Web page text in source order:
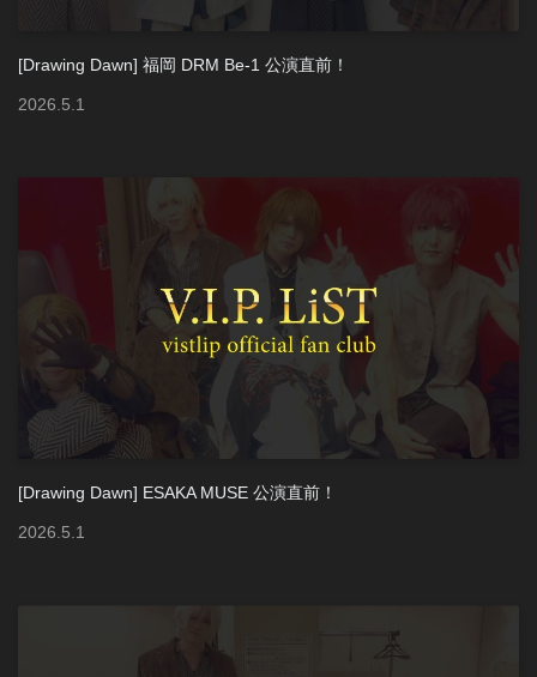
[Drawing Dawn] 福岡 DRM Be-1 公演直前！
2026 5 1
[Drawing Dawn] ESAKA MUSE 公演直前！
2026 5 1